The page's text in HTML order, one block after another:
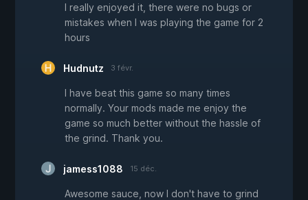
I really enjoyed it, there were no bugs or
mistakes when I was playing the game for 2
hours
Hudnutz 3 févr.
I have beat this game so many times
normally. Your mods made me enjoy the
game so much better without the hassle of
the grind. Thank you.
jamess1088 15 déc.
Awesome sauce, now I don't have to grind